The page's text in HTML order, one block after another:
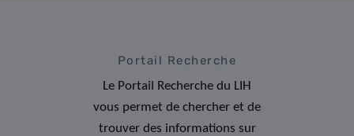
Portail Recherche
Le Portail Recherche du LIH
vous permet de chercher et de
trouver des informations sur